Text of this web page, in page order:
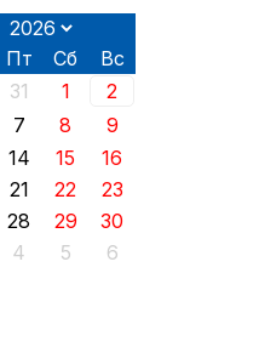
Пт Сб
Вс
31 1
2
7 8
9
14 15
16
21 22
23
28 29
30
4 5 6